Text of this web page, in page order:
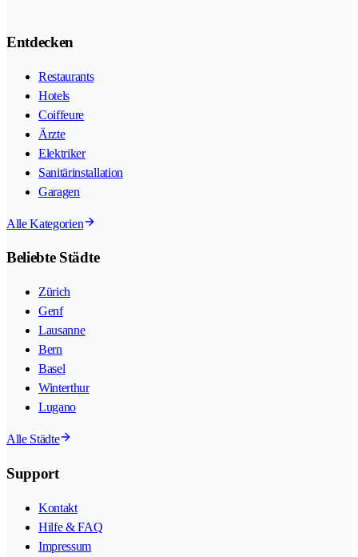
Entdecken
Restaurants
Hotels
Coiffeure
Ärzte
Elektriker
Sanitärinstallation
Garagen
Alle Kategorien
Beliebte Städte
Zürich
Genf
Lausanne
Bern
Basel
Winterthur
Lugano
Alle Städte
Support
Kontakt
Hilfe & FAQ
Impressum